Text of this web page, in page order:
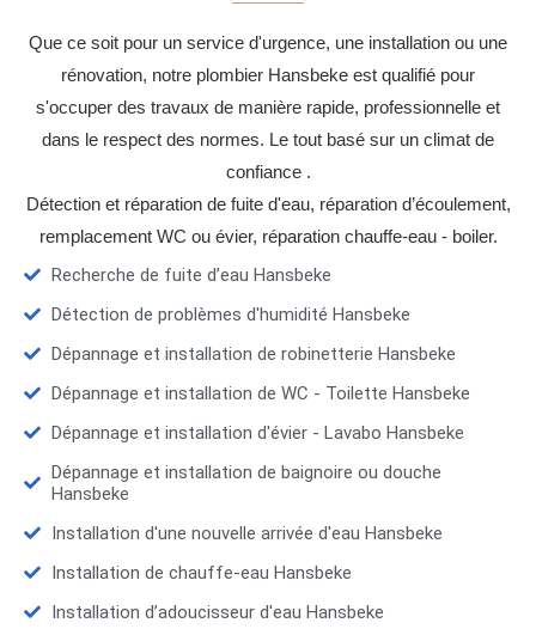
Que ce soit pour un service d'urgence, une installation ou une
rénovation, notre plombier Hansbeke est qualifié pour
s'occuper des travaux de manière rapide, professionnelle et
dans le respect des normes. Le tout basé sur un climat de
confiance .
Détection et réparation de fuite d'eau, réparation d’écoulement,
remplacement WC ou évier, réparation chauffe-eau - boiler.
Recherche de fuite d’eau Hansbeke
Détection de problèmes d'humidité Hansbeke
Dépannage et installation de robinetterie Hansbeke
Dépannage et installation de WC - Toilette Hansbeke
Dépannage et installation d'évier - Lavabo Hansbeke
Dépannage et installation de baignoire ou douche
Hansbeke
Installation d'une nouvelle arrivée d'eau Hansbeke
Installation de chauffe-eau Hansbeke
Installation d’adoucisseur d'eau Hansbeke